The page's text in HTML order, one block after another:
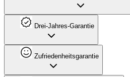
Drei-Jahres-Garantie
Zufriedenheitsgarantie